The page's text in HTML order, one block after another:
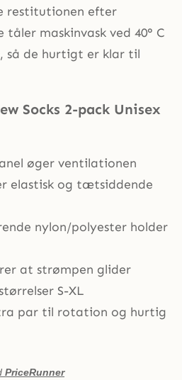
restitutionen efter
maskinvask ved 40° C
så de hurtigt er klar til
Socks 2-pack Unisex
øger ventilationen
elastisk og tætsiddende
nylon/polyester holder
at strømpen glider
S-XL
par til rotation og hurtig
PriceRunner